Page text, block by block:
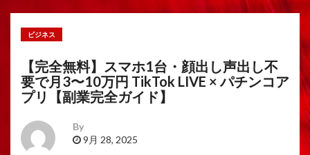
ビジネス
【完全無料】スマホ1台・顔出し声出し不
要で月3〜10万円 TikTok LIVE × パチンコア
プリ【副業完全ガイド】
By
9月 28, 2025